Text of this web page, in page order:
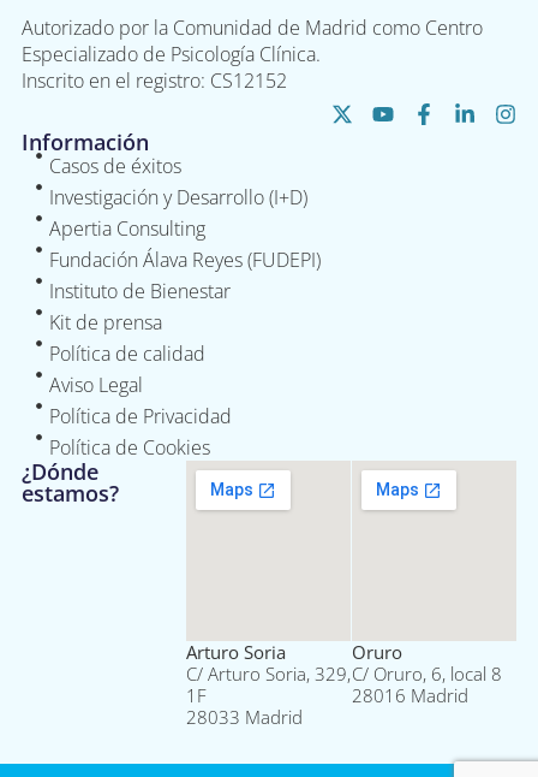
Autorizado por la Comunidad de Madrid como Centro
Especializado de Psicología Clínica.
Inscrito en el registro: CS12152
Información
Casos de éxitos
Investigación y Desarrollo (I+D)
Apertia Consulting
Fundación Álava Reyes (FUDEPI)
Instituto de Bienestar
Kit de prensa
Política de calidad
Aviso Legal
Política de Privacidad
Política de Cookies
¿Dónde
estamos?
Arturo Soria
C/ Arturo Soria, 329,
1F
28033 Madrid
Oruro
C/ Oruro, 6, local 8
28016 Madrid